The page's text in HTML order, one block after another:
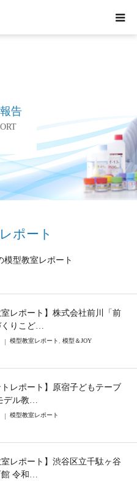
告
ポート
模型教室レポート
室レポート】株式会社前川「前
くりこど…
模型教室レポート 模型＆JOY
トレポート】原宿子どもテーブ
デル教…
模型教室レポート
室レポート】渋谷区立千駄ヶ谷
令和…